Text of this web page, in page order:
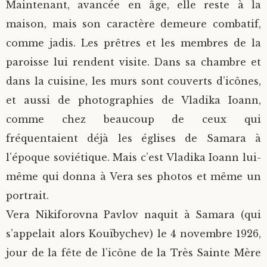
Maintenant, avancée en âge, elle reste à la
maison, mais son caractère demeure combatif,
comme jadis. Les prêtres et les membres de la
paroisse lui rendent visite. Dans sa chambre et
dans la cuisine, les murs sont couverts d’icônes,
et aussi de photographies de Vladika Ioann,
comme chez beaucoup de ceux qui
fréquentaient déjà les églises de Samara à
l’époque soviétique. Mais c’est Vladika Ioann lui-
même qui donna à Vera ses photos et même un
portrait.
Vera Nikiforovna Pavlov naquit à Samara (qui
s’appelait alors Kouïbychev) le 4 novembre 1926,
jour de la fête de l’icône de la Très Sainte Mère